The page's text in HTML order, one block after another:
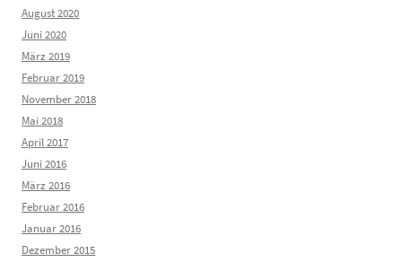
August 2020
Juni 2020
März 2019
Februar 2019
November 2018
Mai 2018
April 2017
Juni 2016
März 2016
Februar 2016
Januar 2016
Dezember 2015